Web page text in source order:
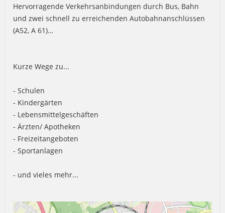
Hervorragende Verkehrsanbindungen durch Bus, Bahn
und zwei schnell zu erreichenden Autobahnanschlüssen
(A52, A 61)…
Kurze Wege zu...
- Schulen
- Kindergärten
- Lebensmittelgeschäften
- Ärzten/ Apotheken
- Freizeitangeboten
- Sportanlagen
- und vieles mehr...